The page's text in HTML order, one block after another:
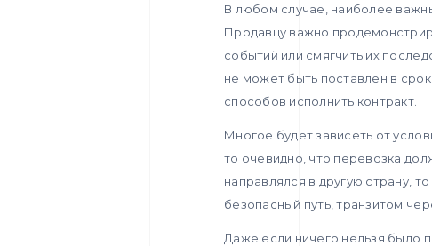
В любом случае, наиболее
Продавцу важно
событий или смягчить их
не может быть поставлен в
способов исполнить контракт.
Многое будет зависеть от
то очевидно, что перевозка
направлялся в другую страну,
безопасный путь, транзитом
Даже если ничего нельзя было